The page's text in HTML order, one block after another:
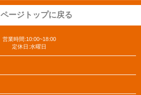
ページトップに戻る
営業時間:10:00~18:00
定休日:水曜日